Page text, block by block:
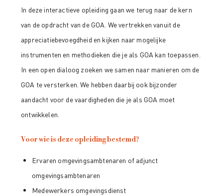
In deze interactieve opleiding gaan we terug naar de kern
van de opdracht van de GOA. We vertrekken vanuit de
appreciatiebevoegdheid en kijken naar mogelijke
instrumenten en methodieken die je als GOA kan toepassen.
In een open dialoog zoeken we samen naar manieren om de
GOA te versterken. We hebben daarbij ook bijzonder
aandacht voor de vaardigheden die je als GOA moet
ontwikkelen.
Voor wie is deze opleiding bestemd?
Ervaren omgevingsambtenaren of adjunct
omgevingsambtenaren
Medewerkers omgevingsdienst